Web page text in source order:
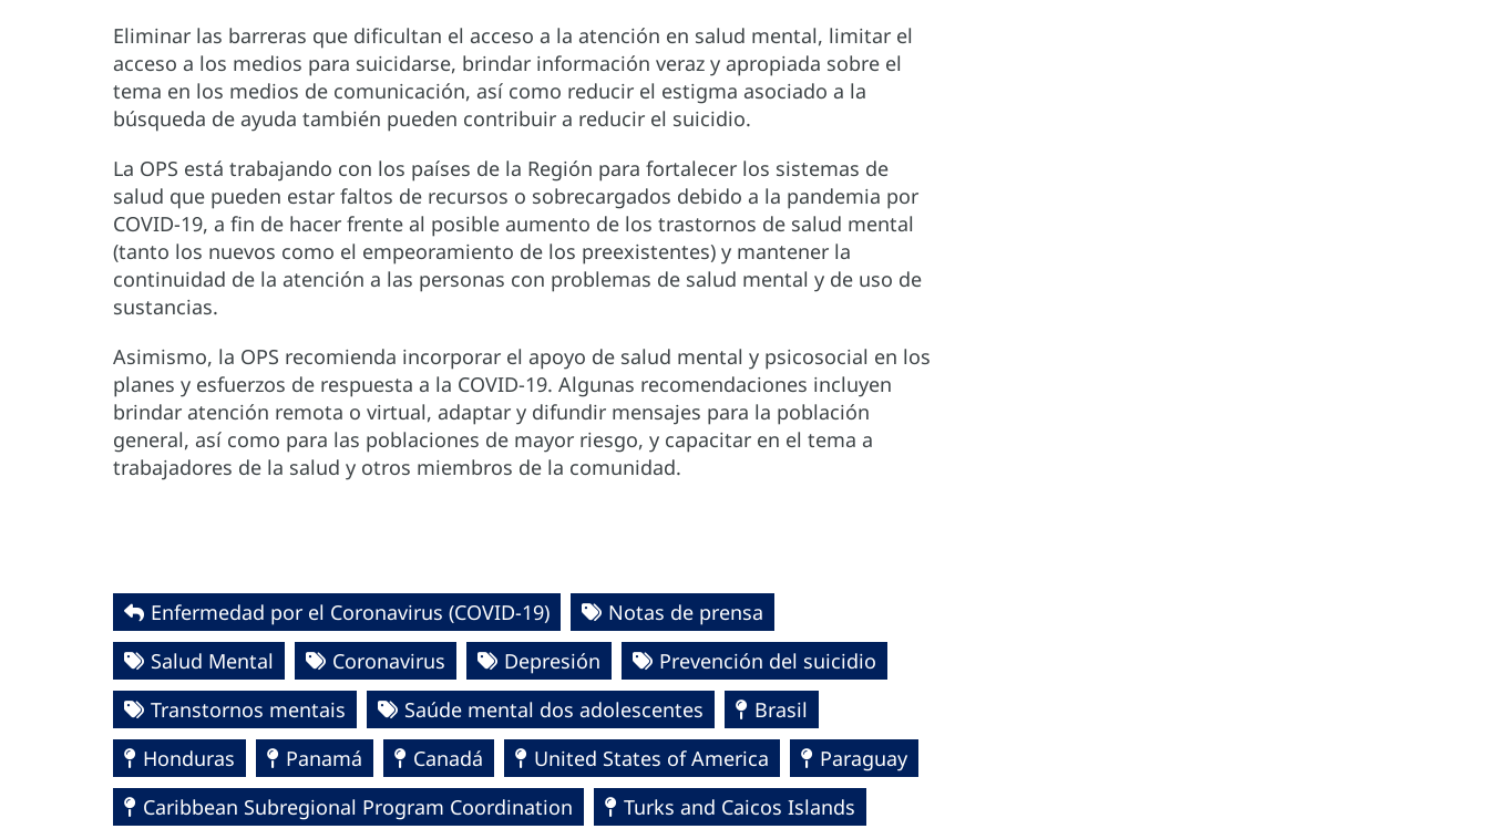
Eliminar las barreras que dificultan el acceso a la atención en salud mental, limitar el
acceso a los medios para suicidarse, brindar información veraz y apropiada sobre el
tema en los medios de comunicación, así como reducir el estigma asociado a la
búsqueda de ayuda también pueden contribuir a reducir el suicidio.
La OPS está trabajando con los países de la Región para fortalecer los sistemas de
salud que pueden estar faltos de recursos o sobrecargados debido a la pandemia por
COVID-19, a fin de hacer frente al posible aumento de los trastornos de salud mental
(tanto los nuevos como el empeoramiento de los preexistentes) y mantener la
continuidad de la atención a las personas con problemas de salud mental y de uso de
sustancias.
Asimismo, la OPS recomienda incorporar el apoyo de salud mental y psicosocial en los
planes y esfuerzos de respuesta a la COVID-19. Algunas recomendaciones incluyen
brindar atención remota o virtual, adaptar y difundir mensajes para la población
general, así como para las poblaciones de mayor riesgo, y capacitar en el tema a
trabajadores de la salud y otros miembros de la comunidad.
Enfermedad por el Coronavirus ‎‎(COVID-19)‎
Notas de prensa
Salud Mental
Coronavirus Depresión
Prevención del suicidio
Transtornos mentais
Saúde mental dos adolescentes
Brasil
Honduras
Panamá Canadá United States of America
Paraguay
Caribbean Subregional Program Coordination
Turks and Caicos Islands